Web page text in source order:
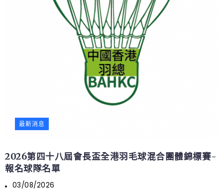
最新消息
2026第四十八屆會長盃全港羽毛球混合團體錦標賽-
報名球隊名單
03/08/2026